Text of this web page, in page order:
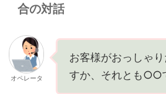
合の対話
オペレータ
お客様がおっしゃ
すか、それとも○○